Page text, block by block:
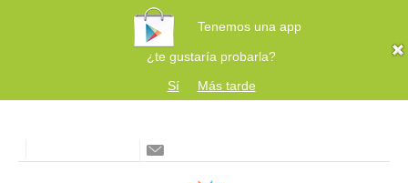
Tenemos una app
¿te gustaría probarla?
Sí
Más tarde